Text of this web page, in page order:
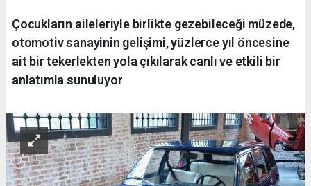
Çocukların aileleriyle birlikte gezebileceği müzede,
otomotiv sanayinin gelişimi, yüzlerce yıl öncesine
ait bir tekerlekten yola çıkılarak canlı ve etkili bir
anlatımla sunuluyor